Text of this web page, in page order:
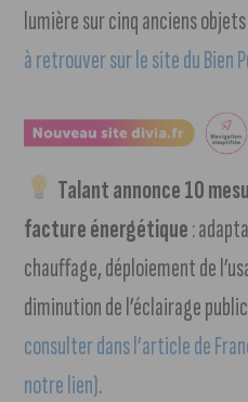
lumière sur cinq anciens
à retrouver sur le site du Bien
Talant annonce 10
facture énergétique:
chauffage, déploiement de
diminution de l’éclairage
consulter dans l’article de
notre lien).